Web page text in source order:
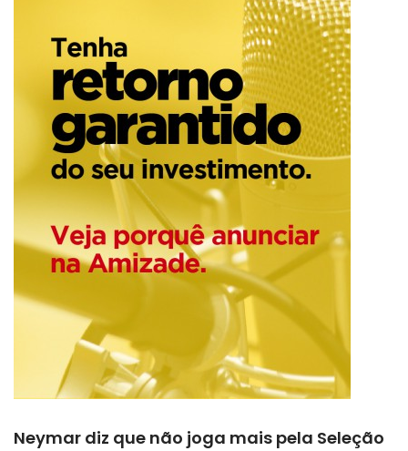
Neymar diz que não joga mais pela Seleção